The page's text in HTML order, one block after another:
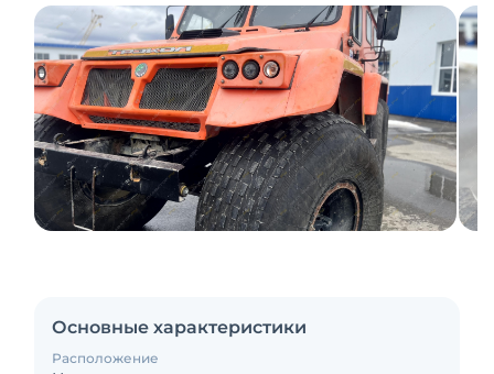
Основные характеристики
Расположение